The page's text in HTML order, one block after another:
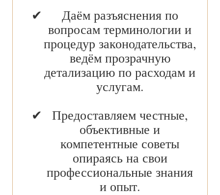
Даём разъяснения по
вопросам терминологии и
процедур законодательства,
ведём прозрачную
детализацию по расходам и
услугам.
Предоставляем честные,
объективные и
компетентные советы
опираясь на свои
профессиональные знания
и опыт.